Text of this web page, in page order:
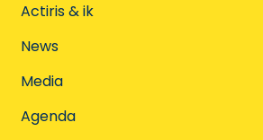
Actiris & ik
News
Media
Agenda